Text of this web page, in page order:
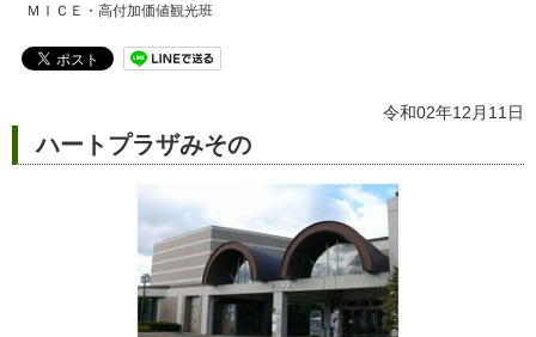
ＭＩＣＥ・高付加価値観光班
令和02年12月11日
ハートプラザみその